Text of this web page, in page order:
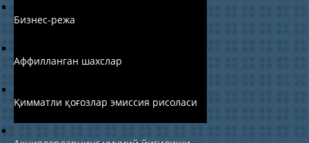
Бизнес-режа
Аффилланган шахслар
Қимматли қоғозлар эмиссия рисоласи